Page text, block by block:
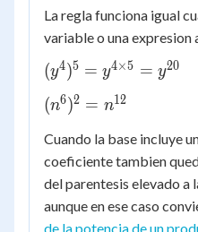
La regla funciona igual
variable o una expresion
(y^{4})^{5}
= y^{4
\times 5} =
y^{20}
(y4 )5 = y4×5 = y20
(n^{6})^{2}
(n6)2 = n12
Cuando la base incluye
coeficiente tambien
del parentesis elevado a
aunque en ese caso
de la potencia de un